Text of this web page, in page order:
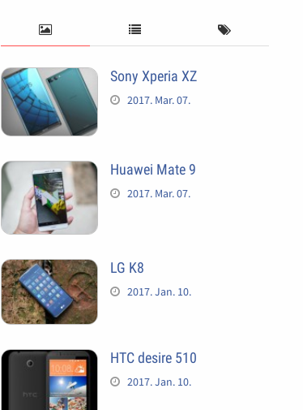
Sony Xperia XZ
2017. Mar. 07.
Huawei Mate 9
2017. Mar. 07.
LG K8
2017. Jan. 10.
HTC desire 510
2017. Jan. 10.